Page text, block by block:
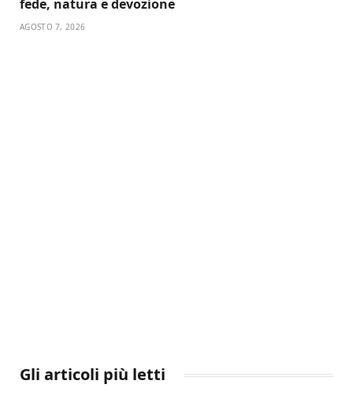
fede, natura e devozione
AGOSTO 7, 2026
Gli articoli più letti